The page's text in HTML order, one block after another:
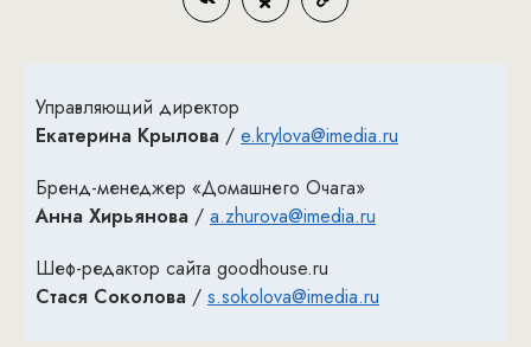
Управляющий директор
Екатерина Крылова / e.krylova@imedia.ru
Бренд-менеджер «Домашнего Очага»
Анна Хирьянова / a.zhurova@imedia.ru
Шеф-редактор сайта goodhouse.ru
Стася Соколова / s.sokolova@imedia.ru